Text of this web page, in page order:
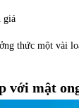
giá
thức một vài
với mật